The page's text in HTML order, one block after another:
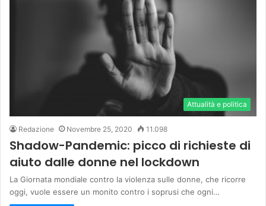
Attualità e politica
Redazione Novembre 25, 2020 11.098
Shadow-Pandemic: picco di richieste di
aiuto dalle donne nel lockdown
La Giornata mondiale contro la violenza sulle donne, che ricorre
oggi, vuole essere un monito contro i soprusi che ogni…